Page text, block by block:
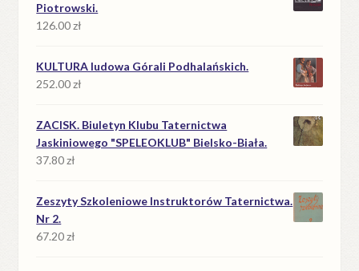
Piotrowski.
126.00zł
KULTURA ludowa Górali Podhalańskich.
252.00zł
ZACISK. Biuletyn Klubu Taternictwa
Jaskiniowego "SPELEOKLUB" Bielsko-Biała.
37.80zł
Zeszyty Szkoleniowe Instruktorów Taternictwa.
Nr 2.
67.20zł